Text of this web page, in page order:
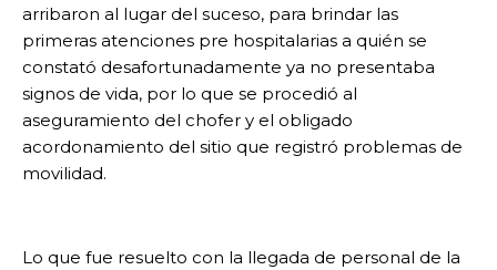
arribaron al lugar del suceso, para brindar las
primeras atenciones pre hospitalarias a quién se
constató desafortunadamente ya no presentaba
signos de vida, por lo que se procedió al
aseguramiento del chofer y el obligado
acordonamiento del sitio que registró problemas de
movilidad.
Lo que fue resuelto con la llegada de personal de la